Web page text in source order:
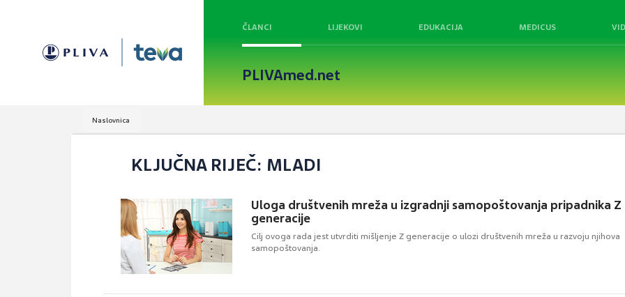
ČLANCI LIJEKOVI EDUKACIJA MEDICUS
PLIVAmed.net
Naslovnica
KLJUČNA RIJEČ: MLADI
Uloga društvenih mreža u izgradnji samopoštovanja pripadnika Z
generacije
Cilj ovoga rada jest utvrditi mišljenje Z generacije o ulozi društvenih mreža u razvoju njihova
samopoštovanja.